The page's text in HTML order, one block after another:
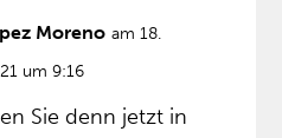
Moreno am 18.
um 9:16
Sie denn jetzt in